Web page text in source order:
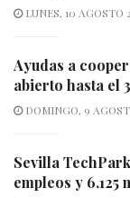
LUNES, 10 AGOSTO
Ayudas a
abierto hasta el
DOMINGO, 9
Sevilla
empleos y